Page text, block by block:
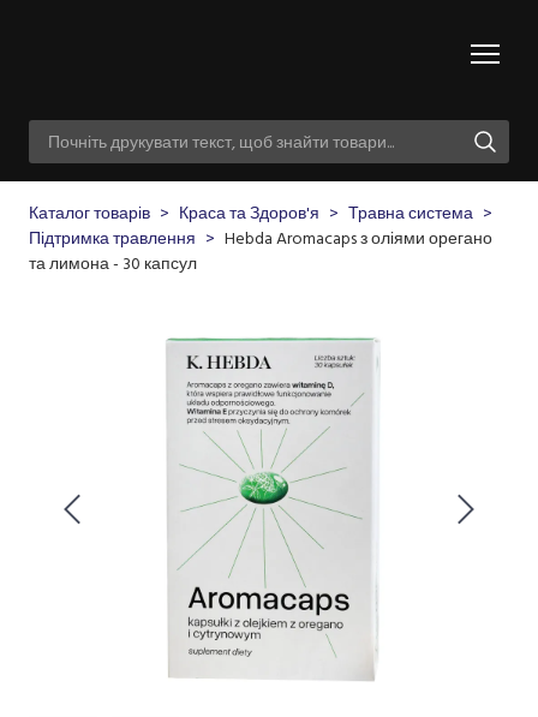
Каталог товарів Краса та Здоров'я
Травна система
Підтримка травлення
Hebda Aromacaps з оліями орегано
та лимона - 30 капсул